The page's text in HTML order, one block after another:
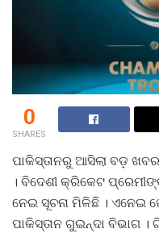
0
SHARES
ପାକିସ୍ତାନରୁ ଆସିଲା ବଡ଼
। ବିଦେଶୀ କ୍ରିକେଟ
ନେଇ ସୂଚନା ମିଳିଛି । ଏନେଇ
ପାକିସ୍ତାନ ଗୁଇନ୍ଦା ବିଭାଗ